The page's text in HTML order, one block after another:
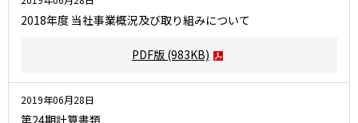
2018年度 当社事業概況及び取り組みについて
PDF版 (983KB)
2019年06月28日
第24期計算書類